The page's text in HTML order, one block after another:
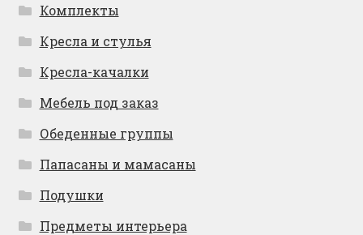
Комплекты
Кресла и стулья
Кресла-качалки
Мебель под заказ
Обеденные группы
Папасаны и мамасаны
Подушки
Предметы интерьера